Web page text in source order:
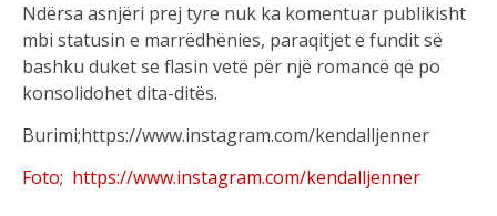
Ndërsa asnjëri prej tyre nuk ka komentuar publikisht
mbi statusin e marrëdhënies, paraqitjet e fundit së
bashku duket se flasin vetë për një romancë që po
konsolidohet dita-ditës.
Burimi;https://www.instagram.com/kendalljenner
Foto; https://www.instagram.com/kendalljenner